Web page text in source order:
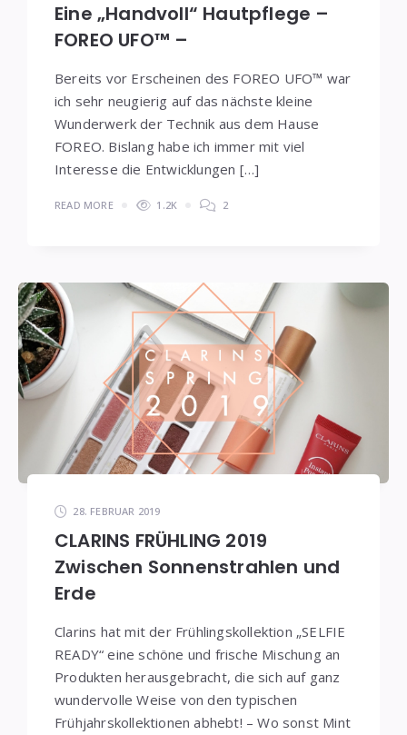
Eine „Handvoll“ Hautpflege –
FOREO UFO™ –
Bereits vor Erscheinen des FOREO UFO™ war
ich sehr neugierig auf das nächste kleine
Wunderwerk der Technik aus dem Hause
FOREO. Bislang habe ich immer mit viel
Interesse die Entwicklungen […]
READ MORE 1.2K 2
28. FEBRUAR 2019
CLARINS FRÜHLING 2019
Zwischen Sonnenstrahlen und
Erde
Clarins hat mit der Frühlingskollektion „SELFIE
READY“ eine schöne und frische Mischung an
Produkten herausgebracht, die sich auf ganz
wundervolle Weise von den typischen
Frühjahrskollektionen abhebt! – Wo sonst Mint